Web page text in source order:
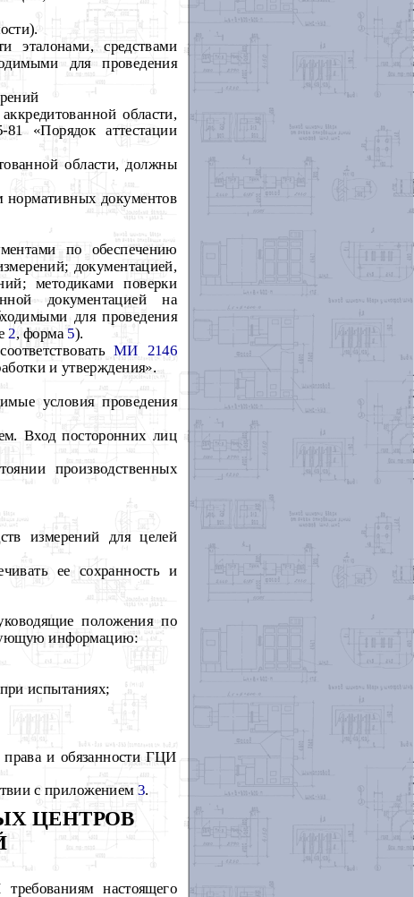
эталонами, средствами
для проведения
области,
«Порядок аттестации
области, должны
нормативных документов
по обеспечению
документацией,
методиками поверки
документацией на
для проведения
2, форма5).
МИ 2146
и утверждения».
условия проведения
Вход посторонних лиц
производственных
измерений для целей
ее сохранность и
положения по
информацию:
испытаниях;
права и обязанности ГЦИ
с приложением 3.
ЦЕНТРОВ
настоящего